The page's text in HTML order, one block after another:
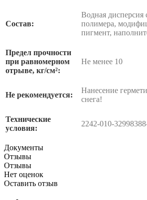
Состав:
Водная дисперсия
полимера,
пигмент,
Предел прочности
при равномерном
отрыве, кг/см²:
Не менее 10
Не рекомендуется:
Нанесение
снега!
Технические
условия:
2242-010-
Документы
Отзывы
Отзывы
Нет оценок
Оставить отзыв